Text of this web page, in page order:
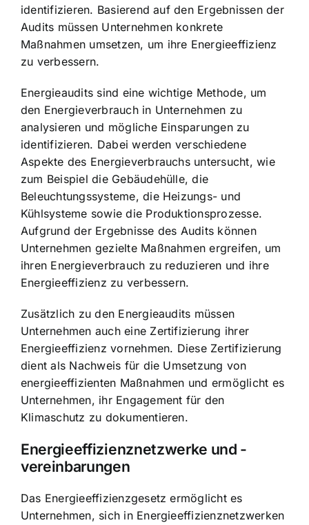
identifizieren. Basierend auf den Ergebnissen der
Audits müssen Unternehmen konkrete
Maßnahmen umsetzen, um ihre Energieeffizienz
zu verbessern.
Energieaudits sind eine wichtige Methode, um
den Energieverbrauch in Unternehmen zu
analysieren und mögliche Einsparungen zu
identifizieren. Dabei werden verschiedene
Aspekte des Energieverbrauchs untersucht, wie
zum Beispiel die Gebäudehülle, die
Beleuchtungssysteme, die Heizungs- und
Kühlsysteme sowie die Produktionsprozesse.
Aufgrund der Ergebnisse des Audits können
Unternehmen gezielte Maßnahmen ergreifen, um
ihren Energieverbrauch zu reduzieren und ihre
Energieeffizienz zu verbessern.
Zusätzlich zu den Energieaudits müssen
Unternehmen auch eine Zertifizierung ihrer
Energieeffizienz vornehmen. Diese Zertifizierung
dient als Nachweis für die Umsetzung von
energieeffizienten Maßnahmen und ermöglicht es
Unternehmen, ihr Engagement für den
Klimaschutz zu dokumentieren.
Energieeffizienznetzwerke und -
vereinbarungen
Das Energieeffizienzgesetz ermöglicht es
Unternehmen, sich in Energieeffizienznetzwerken